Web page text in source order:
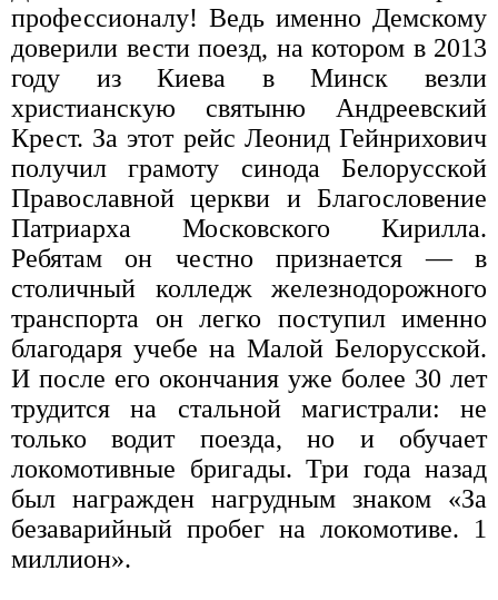
профессионалу! Ведь именно Демскому
доверили вести поезд, на котором в 2013
году из Киева в Минск везли
христианскую святыню Андреевский
Крест. За этот рейс Леонид Гейнрихович
получил грамоту синода Белорусской
Православной церкви и Благословение
Патриарха Московского Кирилла.
Ребятам он честно признается — в
столичный колледж железнодорожного
транспорта он легко поступил именно
благодаря учебе на Малой Белорусской.
И после его окончания уже более 30 лет
трудится на стальной магистрали: не
только водит поезда, но и обучает
локомотивные бригады. Три года назад
был награжден нагрудным знаком «За
безаварийный пробег на локомотиве. 1
миллион».